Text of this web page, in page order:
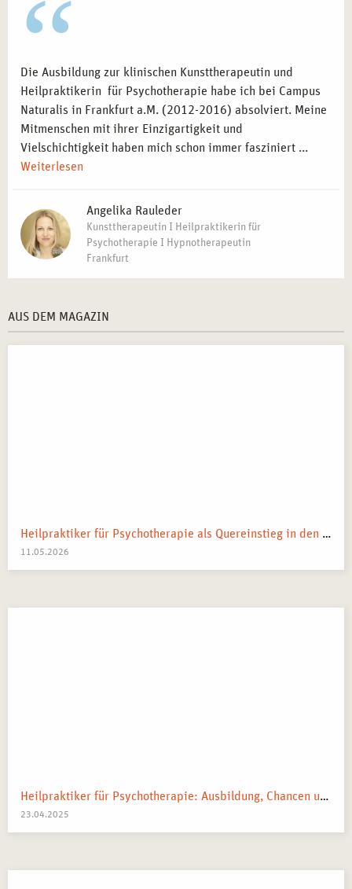
Die Ausbildung zur klinischen Kunsttherapeutin und
Heilpraktikerin für Psychotherapie habe ich bei Campus
Naturalis in Frankfurt a.M. (2012-2016) absolviert. Meine
Mitmenschen mit ihrer Einzigartigkeit und
Vielschichtigkeit haben mich schon immer fasziniert ...
Weiterlesen
Angelika Rauleder
Kunsttherapeutin I Heilpraktikerin für
Psychotherapie I Hypnotherapeutin
Frankfurt
AUS DEM MAGAZIN
Heilpraktiker für Psychotherapie als Quereinstieg in den Heilberuf
11.05.2026
Heilpraktiker für Psychotherapie: Ausbildung, Chancen und dein Weg zum Traumberuf
23.04.2025